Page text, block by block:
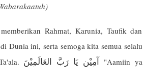
Rahmat, Karunia, Taufik dan
Dunia ini, serta semoga kita semua selalu
آمِيْن يَا رَبَّ العَالَمِيْنَ "Aamiin ya